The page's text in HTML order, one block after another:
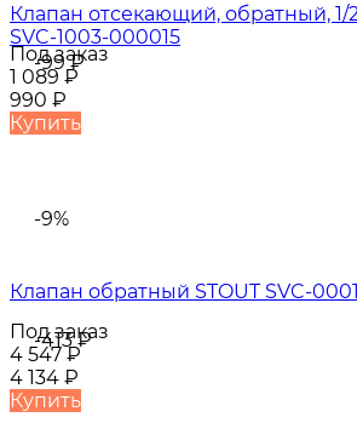
-99₽
Клапан отсекающий, обратный, 1/
SVC-1003-000015
Под заказ
1 089₽
990 ₽
Купить
-9%
-413₽
Клапан обратный STOUT SVC-
Под заказ
4 547₽
4 134 ₽
Купить